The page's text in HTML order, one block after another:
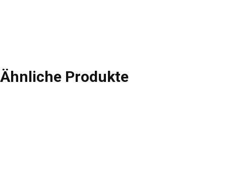
Ähnliche Produkte